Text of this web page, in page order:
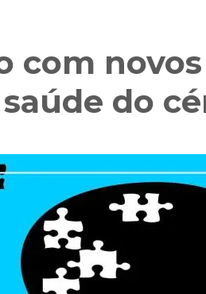
com
do